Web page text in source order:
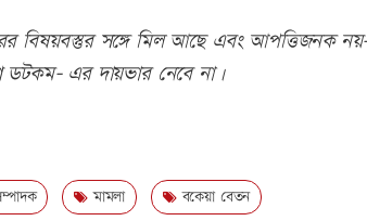
বিষয়বস্তুর সঙ্গে মিল আছে এবং আপত্তিজনক নয়-
এর দায়ভার নেবে না।
মামলা বকেয়া বেতন